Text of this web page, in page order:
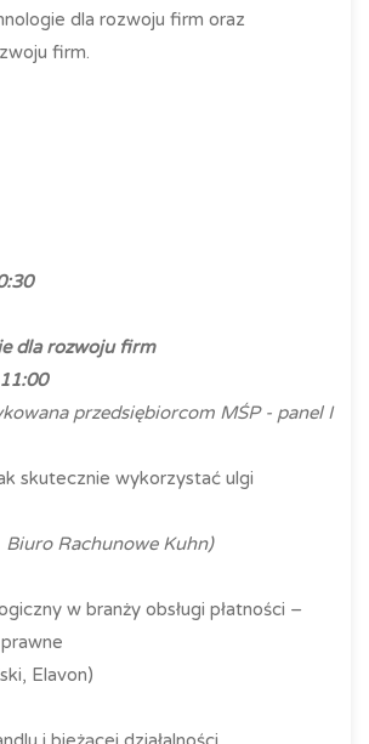
dla rozwoju firm oraz
firm.
dla rozwoju firm
przedsiębiorcom MŚP - panel I
skutecznie wykorzystać ulgi
Rachunowe Kuhn)
w branży obsługi płatności –
Elavon)